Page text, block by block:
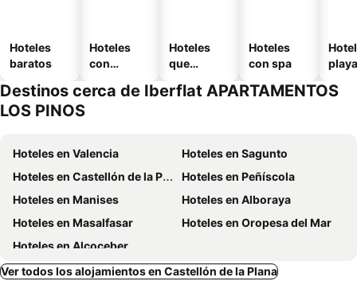
Hoteles
baratos
Hoteles
con
Hoteles
que
mascotas
Hoteles
con spa
playa
Destinos cerca de Iberflat APARTAMENTOS
LOS PINOS
Hoteles en Valencia
Hoteles en Sagunto
Hoteles en Castellón de la Plana
Hoteles en Peñíscola
Hoteles en Manises
Hoteles en Alboraya
Hoteles en Masalfasar
Hoteles en Oropesa del Mar
Hoteles en Alcoceber
Ver todos los alojamientos en Castellón de la Plana